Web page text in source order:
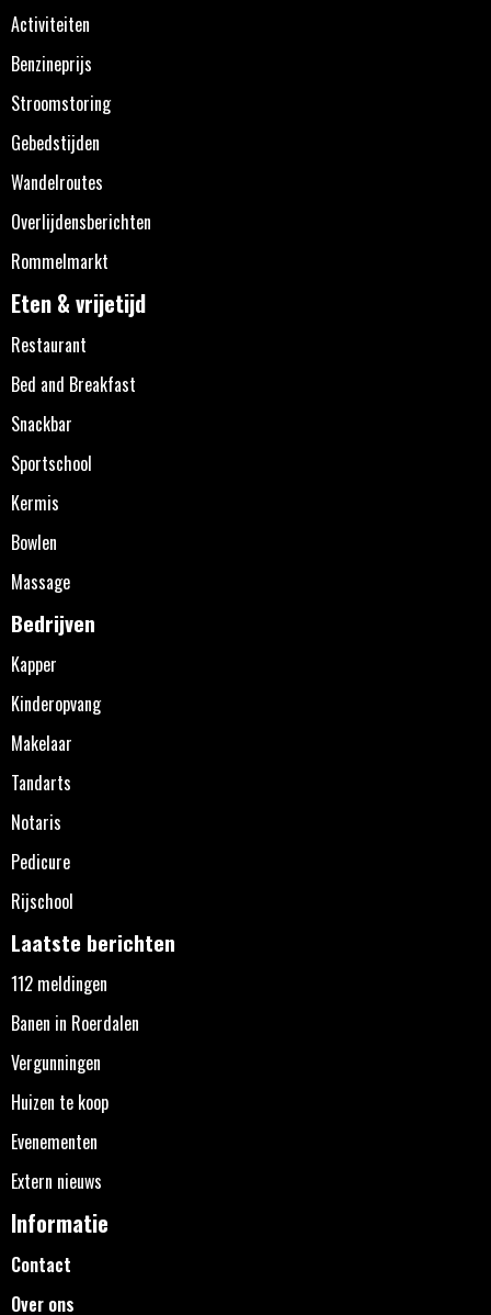
Activiteiten
Benzineprijs
Stroomstoring
Gebedstijden
Wandelroutes
Overlijdensberichten
Rommelmarkt
Eten & vrijetijd
Restaurant
Bed and Breakfast
Snackbar
Sportschool
Kermis
Bowlen
Massage
Bedrijven
Kapper
Kinderopvang
Makelaar
Tandarts
Notaris
Pedicure
Rijschool
Laatste berichten
112 meldingen
Banen in Roerdalen
Vergunningen
Huizen te koop
Evenementen
Extern nieuws
Informatie
Contact
Over ons